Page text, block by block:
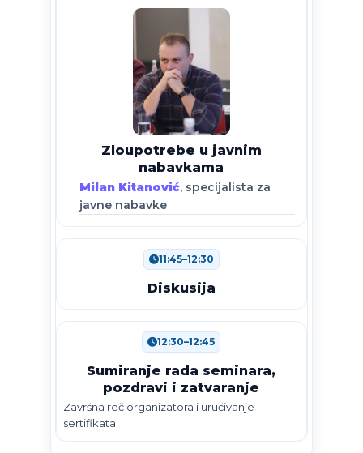
Zloupotrebe u javnim
nabavkama
Milan Kitanović, specijalista za
javne nabavke
11:45–12:30
Diskusija
12:30–12:45
Sumiranje rada seminara,
pozdravi i zatvaranje
Završna reč organizatora i uručivanje
sertifikata.